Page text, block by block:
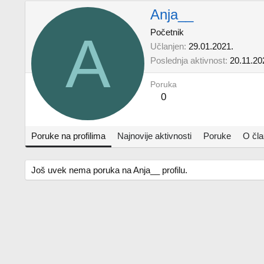
A
Anja__
Početnik
Učlanjen 29.01.2021.
Poslednja aktivnost
Poruka
0
Poruke na profilima Najnovije aktivnosti Poruke O
Još uvek nema poruka na Anja__ profilu.